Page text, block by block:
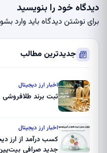
دیدگاه خود را بنویسید
برای نوشتن دیدگاه باید وارد
جدیدترین مطالب
اخبار ارز دیجیتال
ثبت برند طلافروشی
اخبار ارز دیجیتال
کسب درآمد از ارز
جدید صرافی